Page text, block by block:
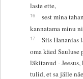
laste ette,
16
sest mina
kannatama minu
17
Siis Hananias
oma käed Sauluse
läkitanud - Jeesus,
tulid, et sa jälle